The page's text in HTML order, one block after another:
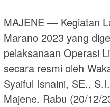
MAJENE — Kegiatan
Marano 2023 yang
pelaksanaan Operasi
secara resmi oleh
Syaiful Isnaini, SE.,
Majene. Rabu (20/12/